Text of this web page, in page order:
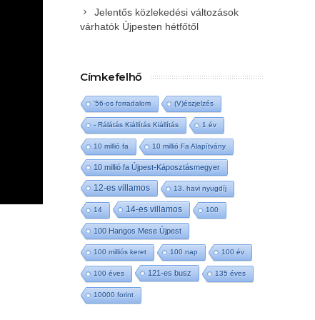
Jelentős közlekedési változások
várhatók Újpesten hétfőtől
Címkefelhő
'56-os forradalom (V)észjelzés
- Rálátás Kiállítás Kiállítás 1 év
10 millió fa 10 millió Fa Alapítvány
10 millió fa Újpest-Káposztásmegyer
12-es villamos 13. havi nyugdíj
14 14-es villamos 100
100 Hangos Mese Újpest
100 milliós keret 100 nap 100 év
100 éves 121-es busz 135 éves
10000 forint